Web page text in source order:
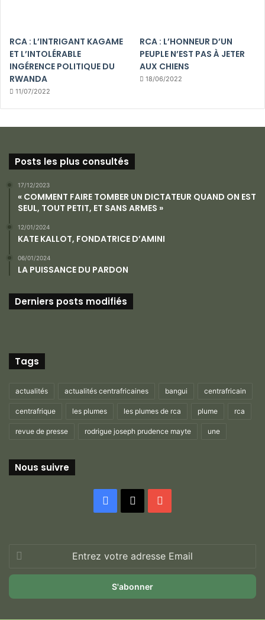
RCA : L’INTRIGANT KAGAME
ET L’INTOLÉRABLE
INGÉRENCE POLITIQUE DU
RWANDA
11/07/2022
RCA : L’HONNEUR D’UN
PEUPLE N’EST PAS À JETER
AUX CHIENS
18/06/2022
Posts les plus consultés
17/12/2023
« COMMENT FAIRE TOMBER UN DICTATEUR QUAND ON EST
SEUL, TOUT PETIT, ET SANS ARMES »
12/01/2024
KATE KALLOT, FONDATRICE D’AMINI
06/01/2024
LA PUISSANCE DU PARDON
Derniers posts modifiés
Tags
actualités actualités centrafricaines bangui centrafricain
centrafrique les plumes les plumes de rca plume rca
revue de presse rodrigue joseph prudence mayte une
Nous suivre
Facebook
votre
adresse